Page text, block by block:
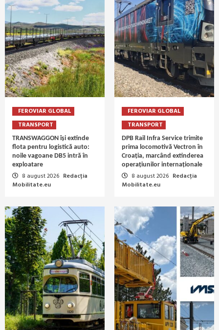
FEROVIAR GLOBAL
TRANSPORT
TRANSWAGGON își extinde
flota pentru logistică auto:
noile vagoane DB5 intră în
exploatare
8 august 2026 Redacția
Mobilitate.eu
FEROVIAR GLOBAL
TRANSPORT
DPB Rail Infra Service trimite
prima locomotivă Vectron în
Croația, marcând extinderea
operațiunilor internaționale
8 august 2026 Redacția
Mobilitate.eu